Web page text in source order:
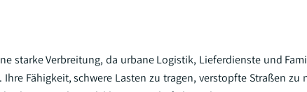
starke Verbreitung, da urbane Logistik, Lieferdienste und
Fähigkeit, schwere Lasten zu tragen, verstopfte Straßen zu